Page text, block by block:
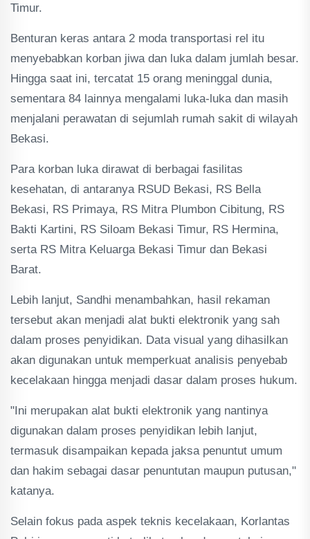
Timur.
Benturan keras antara 2 moda transportasi rel itu
menyebabkan korban jiwa dan luka dalam jumlah besar.
Hingga saat ini, tercatat 15 orang meninggal dunia,
sementara 84 lainnya mengalami luka-luka dan masih
menjalani perawatan di sejumlah rumah sakit di wilayah
Bekasi.
Para korban luka dirawat di berbagai fasilitas
kesehatan, di antaranya RSUD Bekasi, RS Bella
Bekasi, RS Primaya, RS Mitra Plumbon Cibitung, RS
Bakti Kartini, RS Siloam Bekasi Timur, RS Hermina,
serta RS Mitra Keluarga Bekasi Timur dan Bekasi
Barat.
Lebih lanjut, Sandhi menambahkan, hasil rekaman
tersebut akan menjadi alat bukti elektronik yang sah
dalam proses penyidikan. Data visual yang dihasilkan
akan digunakan untuk memperkuat analisis penyebab
kecelakaan hingga menjadi dasar dalam proses hukum.
"Ini merupakan alat bukti elektronik yang nantinya
digunakan dalam proses penyidikan lebih lanjut,
termasuk disampaikan kepada jaksa penuntut umum
dan hakim sebagai dasar penuntutan maupun putusan,"
katanya.
Selain fokus pada aspek teknis kecelakaan, Korlantas